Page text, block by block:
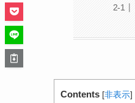
Contents [非表示]